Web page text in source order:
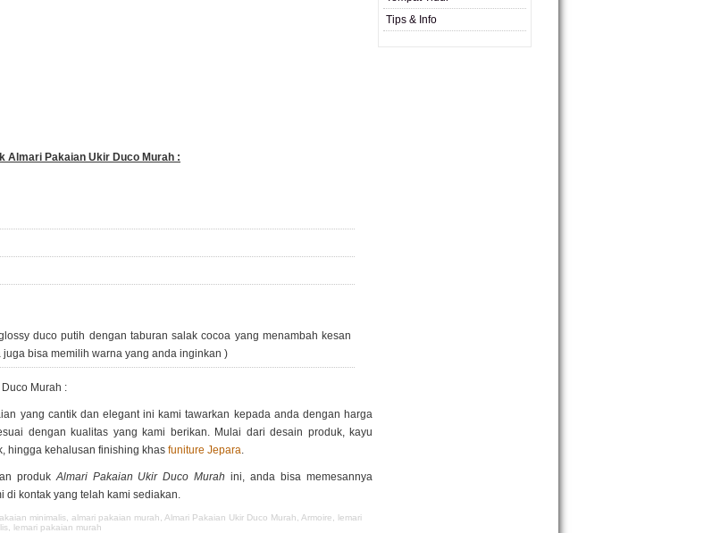
Almari Pakaian Ukir Duco Murah :
duco putih dengan taburan salak cocoa yang menambah kesan
juga bisa memilih warna yang anda inginkan )
Murah :
yang cantik dan elegant ini kami tawarkan kepada anda dengan harga
dengan kualitas yang kami berikan. Mulai dari desain produk, kayu
hingga kehalusan finishing khas funiture Jepara.
produkAlmari Pakaian Ukir Duco Murah ini, anda bisa memesannya
di kontak yang telah kami sediakan.
minimalis almari pakaian murah Almari Pakaian Ukir Duco Murah Armoire
lemari
lemari pakaian murah
Tips & Info